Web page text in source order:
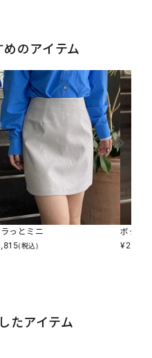
のアイテム
っとミニ
(税込)
ボタン
¥2,277
たアイテム